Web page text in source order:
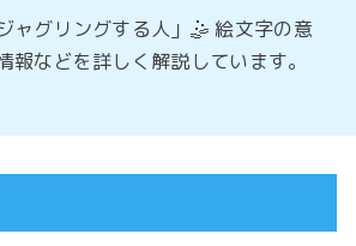
ャグリングする人」🤹 絵文字の意
報などを詳しく解説しています。